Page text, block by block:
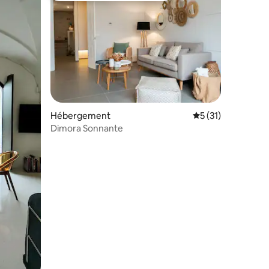
: 5 sur 5
Hébergement Évaluation
5 (31)
Dimora Sonnante